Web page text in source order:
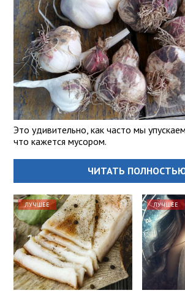
Это удивительно, как часто мы
что кажется мусором.
ЧИТАТЬ
ЛУЧШЕЕ ЛУЧШЕЕ